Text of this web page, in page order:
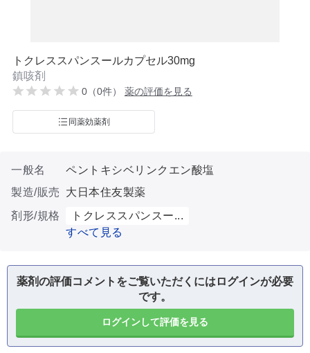
トクレススパンスールカプセル30mg
鎮咳剤
0（0件） 薬の評価を見る
同薬効薬剤
一般名
ペントキシベリンクエン酸塩
製造/販売
大日本住友製薬
剤形/規格
トクレススパンスー...
すべて見る
薬剤の評価コメントをご覧いただくにはログインが必要
です。
ログインして評価を見る